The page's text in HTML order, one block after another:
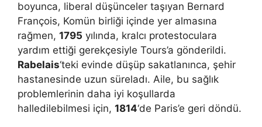
boyunca, liberal düşünceler taşıyan Bernard
François, Komün birliği içinde yer almasına
rağmen, 1795 yılında, kralcı protestoculara
yardım ettiği gerekçesiyle Tours’a gönderildi.
Rabelais‘teki evinde düşüp sakatlanınca, şehir
hastanesinde uzun süreladı. Aile, bu sağlık
problemlerinin daha iyi koşullarda
halledilebilmesi için, 1814‘de Paris’e geri döndü.